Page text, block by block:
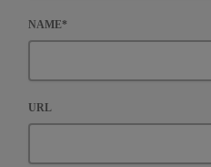
NAME*
URL